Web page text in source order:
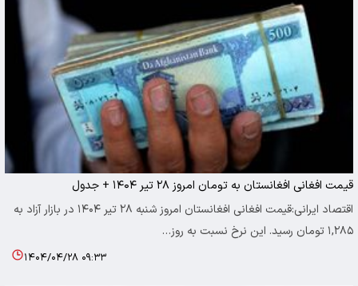
قیمت افغانی افغانستان به تومان امروز ۲۸ تیر ۱۴۰۴ + جدول
اقتصاد ایرانی:قیمت افغانی افغانستان امروز شنبه ۲۸ تیر ۱۴۰۴ در بازار آزاد به
۱,۲۸۵ تومان رسید. این نرخ نسبت به روز…
۱۴۰۴/۰۴/۲۸ ۰۹:۳۳